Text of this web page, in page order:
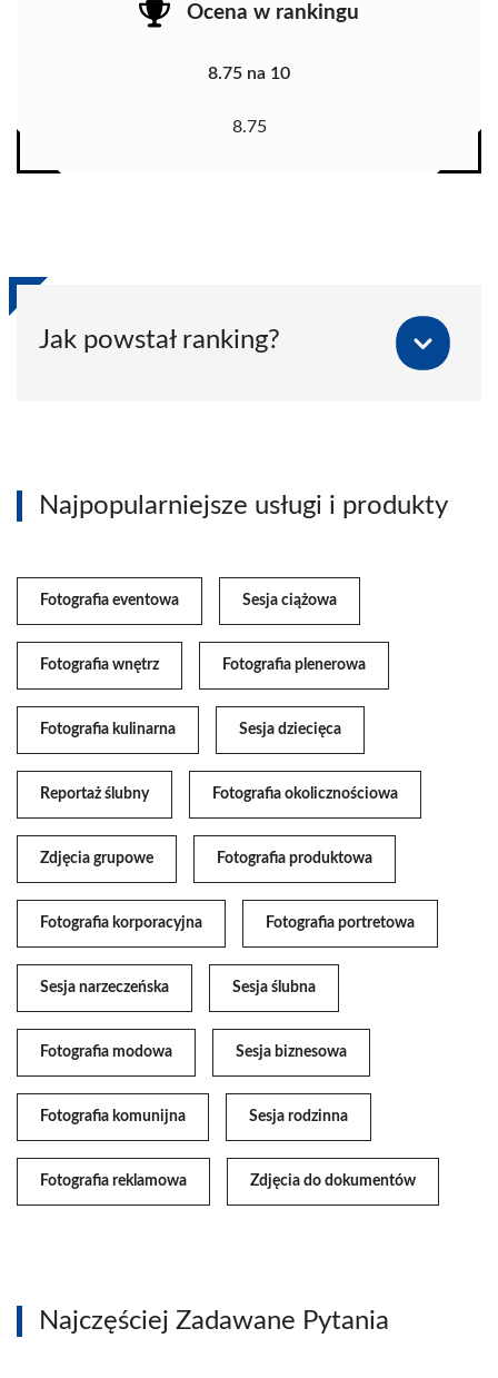
Ocena w rankingu
8.75 na 10
8.75
Jak powstał ranking?
Najpopularniejsze usługi i produkty
Fotografia eventowa Sesja ciążowa
Fotografia wnętrz Fotografia plenerowa
Fotografia kulinarna Sesja dziecięca
Reportaż ślubny Fotografia okolicznościowa
Zdjęcia grupowe Fotografia produktowa
Fotografia korporacyjna Fotografia portretowa
Sesja narzeczeńska Sesja ślubna
Fotografia modowa Sesja biznesowa
Fotografia komunijna Sesja rodzinna
Fotografia reklamowa Zdjęcia do dokumentów
Najczęściej Zadawane Pytania